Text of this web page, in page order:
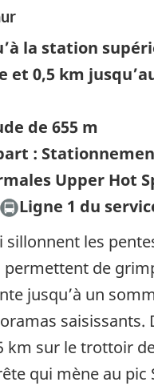
la station
et 0,5 km
de 655 m
:
Upper Hot
Ligne 1 du
sillonnent les
permettent de
jusqu’à un
saisissants.
km sur le trottoir
qui mène au pic